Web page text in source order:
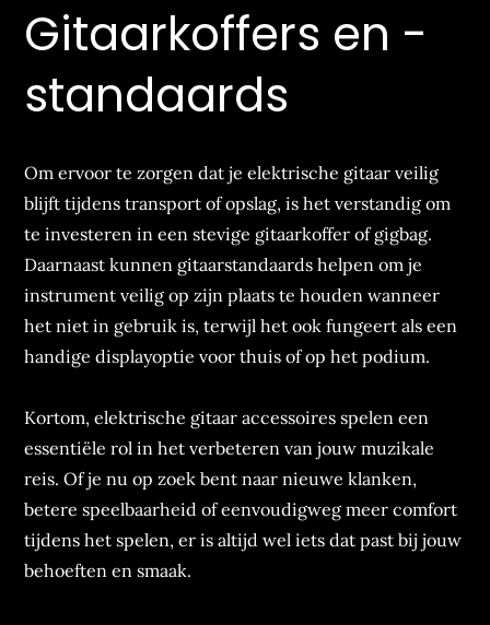
Gitaarkoffers en -
standaards
Om ervoor te zorgen dat je elektrische gitaar veilig
blijft tijdens transport of opslag, is het verstandig om
te investeren in een stevige gitaarkoffer of gigbag.
Daarnaast kunnen gitaarstandaards helpen om je
instrument veilig op zijn plaats te houden wanneer
het niet in gebruik is, terwijl het ook fungeert als een
handige displayoptie voor thuis of op het podium.
Kortom, elektrische gitaar accessoires spelen een
essentiële rol in het verbeteren van jouw muzikale
reis. Of je nu op zoek bent naar nieuwe klanken,
betere speelbaarheid of eenvoudigweg meer comfort
tijdens het spelen, er is altijd wel iets dat past bij jouw
behoeften en smaak.